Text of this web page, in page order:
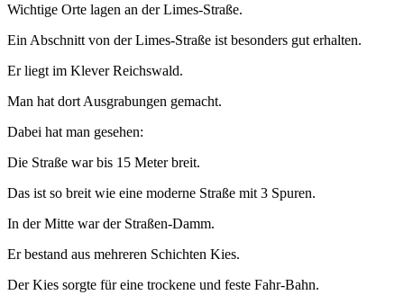
Wichtige Orte lagen an der Limes-Straße.
Ein Abschnitt von der Limes-Straße ist besonders gut erhalten.
Er liegt im Klever Reichswald.
Man hat dort Ausgrabungen gemacht.
Dabei hat man gesehen:
Die Straße war bis 15 Meter breit.
Das ist so breit wie eine moderne Straße mit 3 Spuren.
In der Mitte war der Straßen-Damm.
Er bestand aus mehreren Schichten Kies.
Der Kies sorgte für eine trockene und feste Fahr-Bahn.